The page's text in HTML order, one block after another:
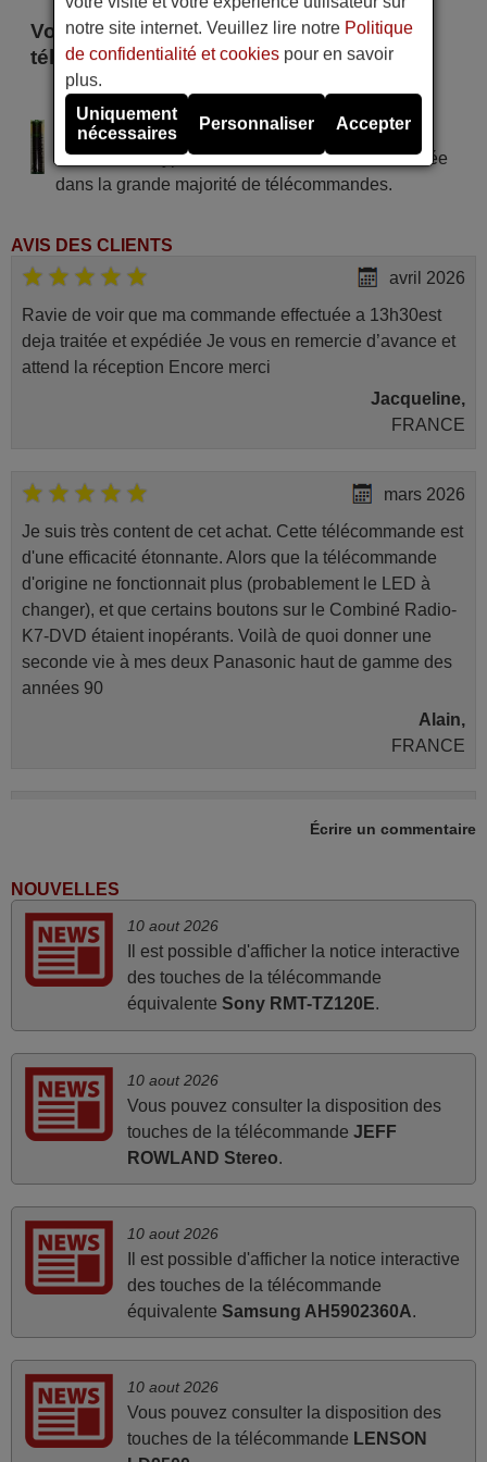
Voici certains modèles qui utilisent cette
télécommande
Arthur Martin 25 S 5 VT
Alimentation : 2 piles type AAA
Pile alcaline type AAA LR06 tension 1,5 V utilisée
dans la grande majorité de télécommandes.
AVIS DES CLIENTS
avril 2026
Ravie de voir que ma commande effectuée a 13h30est
deja traitée et expédiée Je vous en remercie d’avance et
attend la réception Encore merci
Jacqueline,
FRANCE
mars 2026
Je suis très content de cet achat. Cette télécommande est
d'une efficacité étonnante. Alors que la télécommande
d'origine ne fonctionnait plus (probablement le LED à
changer), et que certains boutons sur le Combiné Radio-
K7-DVD étaient inopérants. Voilà de quoi donner une
seconde vie à mes deux Panasonic haut de gamme des
années 90
Alain,
FRANCE
Concerne la télécommande de remplacement pour le
émis car le délai de 24h était dépassé, néanmoins j'ai
reçu la télécommande au cours du 3ème jour ouvré,
compatible avec mon besoin. Concernant la
fonctionnalité de la télécommande, le produit tient sa
directement utilisable moyennant l'insertion des 2 piles
fournies.
FRANCE
Tout bien.
Pascal,
Écrire un commentaire
NOUVELLES
10 aout 2026
Il est possible d'afficher la notice interactive
des touches de la télécommande
équivalente Sony RMT-TZ120E.
10 aout 2026
Vous pouvez consulter la disposition des
touches de la télécommande JEFF
ROWLAND Stereo.
10 aout 2026
Il est possible d'afficher la notice interactive
des touches de la télécommande
équivalente Samsung AH5902360A.
10 aout 2026
Vous pouvez consulter la disposition des
touches de la télécommande LENSON
notre site internet. Veuillez lire notre Politique
de confidentialité et cookies pour en savoir
plus.
Uniquement
nécessaires
Personnaliser Accepter